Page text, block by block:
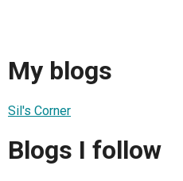
My blogs
Sil's Corner
Blogs I follow